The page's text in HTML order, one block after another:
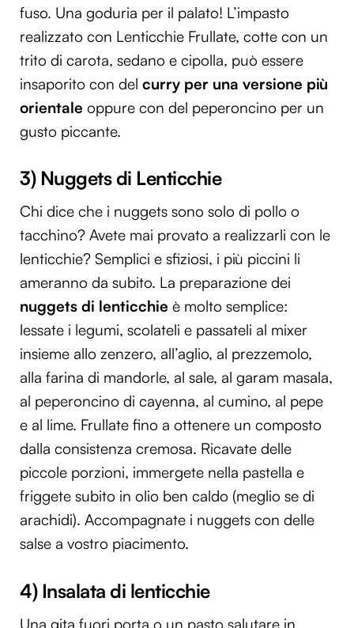
fuso. Una goduria per il palato! L’impasto
realizzato con Lenticchie Frullate, cotte con un
trito di carota, sedano e cipolla, può essere
insaporito con del curry per una versione più
orientale oppure con del peperoncino per un
gusto piccante.
3) Nuggets di Lenticchie
Chi dice che i nuggets sono solo di pollo o
tacchino? Avete mai provato a realizzarli con le
lenticchie? Semplici e sfiziosi, i più piccini li
ameranno da subito. La preparazione dei
nuggets di lenticchie è molto semplice:
lessate i legumi, scolateli e passateli al mixer
insieme allo zenzero, all’aglio, al prezzemolo,
alla farina di mandorle, al sale, al garam masala,
al peperoncino di cayenna, al cumino, al pepe
e al lime. Frullate fino a ottenere un composto
dalla consistenza cremosa. Ricavate delle
piccole porzioni, immergete nella pastella e
friggete subito in olio ben caldo (meglio se di
arachidi). Accompagnate i nuggets con delle
salse a vostro piacimento.
4) Insalata di lenticchie
Una gita fuori porta o un pasto salutare in